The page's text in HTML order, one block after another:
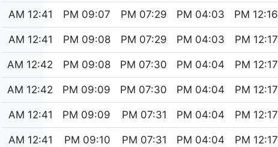
12:16 PM
04:03 PM
07:29 PM
09:07 PM
12:41 AM
12:17 PM
04:03 PM
07:29 PM
09:08 PM
12:41 AM
12:17 PM
04:04 PM
07:30 PM
09:08 PM
12:42 AM
12:17 PM
04:04 PM
07:30 PM
09:09 PM
12:42 AM
12:17 PM
04:04 PM
07:31 PM
09:09 PM
12:41 AM
12:17 PM
04:04 PM
07:31 PM
09:10 PM
12:41 AM